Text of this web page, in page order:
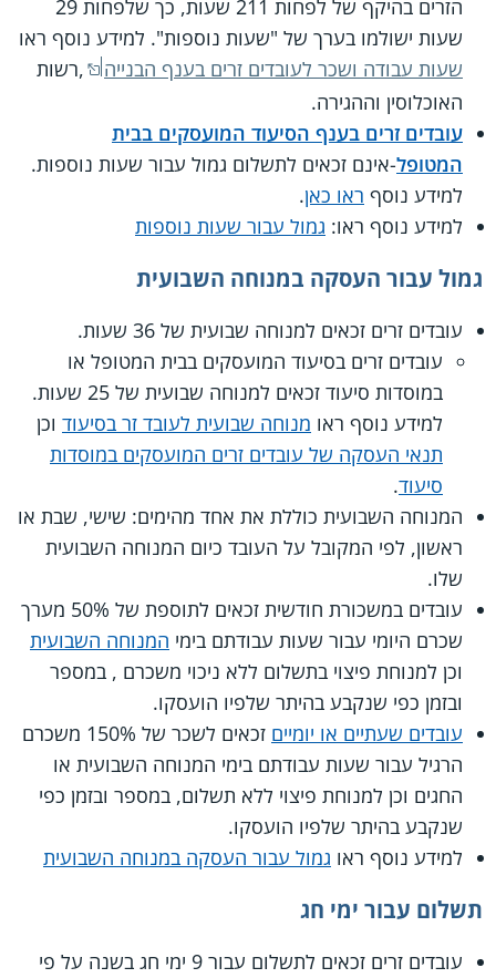
הזרים בהיקף של לפחות 211 שעות, כך שלפחות 29
שעות ישולמו בערך של "שעות נוספות". למידע נוסף ראו
שעות עבודה ושכר לעובדים זרים בענף הבנייה
,רשות
האוכלוסין וההגירה.
עובדים זרים בענף הסיעוד המועסקים בבית
המטופל-אינם זכאים לתשלום גמול עבור שעות נוספות.
למידע נוסף ראו כאן.
למידע נוסף ראו: גמול עבור שעות נוספות
גמול עבור העסקה במנוחה השבועית
עובדים זרים זכאים למנוחה שבועית של 36 שעות.
עובדים זרים בסיעוד המועסקים בבית המטופל או
במוסדות סיעוד זכאים למנוחה שבועית של 25 שעות.
למידע נוסף ראו מנוחה שבועית לעובד זר בסיעוד וכן
תנאי העסקה של עובדים זרים המועסקים במוסדות
סיעוד.
המנוחה השבועית כוללת את אחד מהימים: שישי, שבת או
ראשון, לפי המקובל על העובד כיום המנוחה השבועית
שלו.
עובדים במשכורת חודשית זכאים לתוספת של 50% מערך
שכרם היומי עבור שעות עבודתם בימי המנוחה השבועית
וכן למנוחת פיצוי בתשלום ללא ניכוי משכרם , במספר
ובזמן כפי שנקבע בהיתר שלפיו הועסקו.
עובדים שעתיים או יומיים
זכאים לשכר של 150% משכרם
הרגיל עבור שעות עבודתם בימי המנוחה השבועית או
החגים וכן למנוחת פיצוי ללא תשלום, במספר ובזמן כפי
שנקבע בהיתר שלפיו הועסקו.
למידע נוסף ראו גמול עבור העסקה במנוחה השבועית
תשלום עבור ימי חג
עובדים זרים זכאים לתשלום עבור 9 ימי חג בשנה על פי